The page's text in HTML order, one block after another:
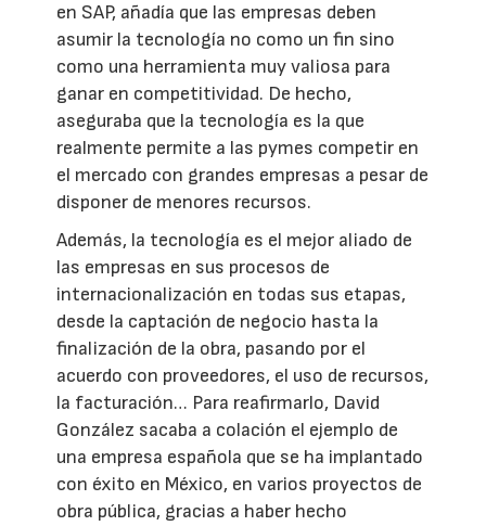
en SAP, añadía que las empresas deben
asumir la tecnología no como un fin sino
como una herramienta muy valiosa para
ganar en competitividad. De hecho,
aseguraba que la tecnología es la que
realmente permite a las pymes competir en
el mercado con grandes empresas a pesar de
disponer de menores recursos.
Además, la tecnología es el mejor aliado de
las empresas en sus procesos de
internacionalización en todas sus etapas,
desde la captación de negocio hasta la
finalización de la obra, pasando por el
acuerdo con proveedores, el uso de recursos,
la facturación… Para reafirmarlo, David
González sacaba a colación el ejemplo de
una empresa española que se ha implantado
con éxito en México, en varios proyectos de
obra pública, gracias a haber hecho